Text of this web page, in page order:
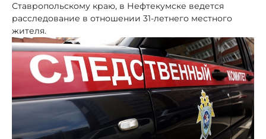
Ставропольскому краю, в Нефтекумске ведется
расследование в отношении 31-летнего местного
жителя.